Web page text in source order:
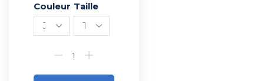
Couleur Taille
Alternative: